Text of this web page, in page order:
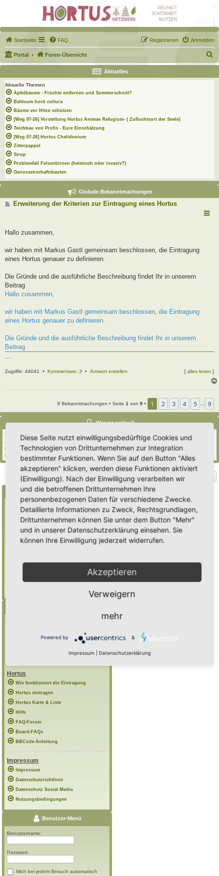
Startseite FAQ Anmelden
Registrieren
Portal Foren-Übersicht
u
c
Aktuelles
Aktuelle Themen
Apfelbäume - Früchte entfernen und Sommerschnitt?
Balticum horti cultura
Bäume vor Hitze schützen
[Weg 07-26] Vorstellung Hortus Animae Refugium- ( Zufluchtsort der Seele)
Teichbau von Profis - Eure Einschätzung
[Weg 07-26] Hortus Chelidonium
Zitterpappel
Sirup
Problemfall Felsenbirnen (heimisch oder invasiv?)
Genossenschaftsbauten
Globale Bekanntmachungen
B
r
Erweiterung der Kriterien zur Eintragung eines Hortus
Hallo zusammen,
wir haben mit Markus Gastl gemeinsam beschlossen, die Eintragung
eines Hortus genauer zu definieren.
Die Gründe und die ausführliche Beschreibung findet Ihr in unserem
Beitrag
Hallo zusammen,
wir haben mit Markus Gastl gemeinsam beschlossen, die Eintragung
eines Hortus genauer zu definieren.
Die Gründe und die ausführliche Beschreibung findet Ihr in unserem
Beitrag
Zugriffe: 44041 • Kommentare: 3 • Antwort erstellen [ alles lesen ]
9 Bekanntmachungen • Seite 1 von 9 • 1 2 3 4 5 … 9
Wer ist online?
Insgesamt sind33 Besucher online :: 3 sichtbare Mitglieder, 0 unsichtbare Mitglieder und
30 Gäste (basierend auf den aktiven Besuchern der letzten 5 Minuten)
Der Besucherrekord liegt bei2235Besuchern, die am Mi 29. Jul 2026, 21:02 gleichzeitig
online waren.
Gehe zu
Suche
Benutze ein * als Platzhalter für teilweis
Übereinstimmungen
Mulchfindet "Mulch", Mulch*findet auch
Weitere Hilfe zur Suche
Foren-Übersicht
Hortus
Wie funktioniert die Eintragung
Hortus eintragen
Hortus Karte & Liste
Hilfe
FAQ-Forum
Board-FAQs
BBCode-Anleitung
Impressum
Impressum
Datenschutzrichtlinie
Datenschutz Social Media
Nutzungsbedingungen
Benutzer-Menü
Benutzername:
Passwort:
Mich bei jedem Besuch automatisch
Diese Seite nutzt einwilligungsbedürftige Cookies und
Technologien von Drittunternehmen zur Integration
bestimmter Funktionen. Wenn Sie auf den Button "Alles
akzeptieren" klicken, werden diese Funktionen aktiviert
(Einwilligung). Nach der Einwilligung verarbeiten wir
und die betroffenen Drittunternehmen Ihre
personenbezogenen Daten für verschiedene Zwecke.
Detaillierte Informationen zu Zweck, Rechtsgrundlagen,
Drittunternehmen können Sie unter dem Button "Mehr"
und in unserer Datenschutzerklärung einsehen. Sie
können Ihre Einwilligung jederzeit widerrufen.
Akzeptieren
Verweigern
mehr
Powered by &
Impressum Datenschutzerklärung